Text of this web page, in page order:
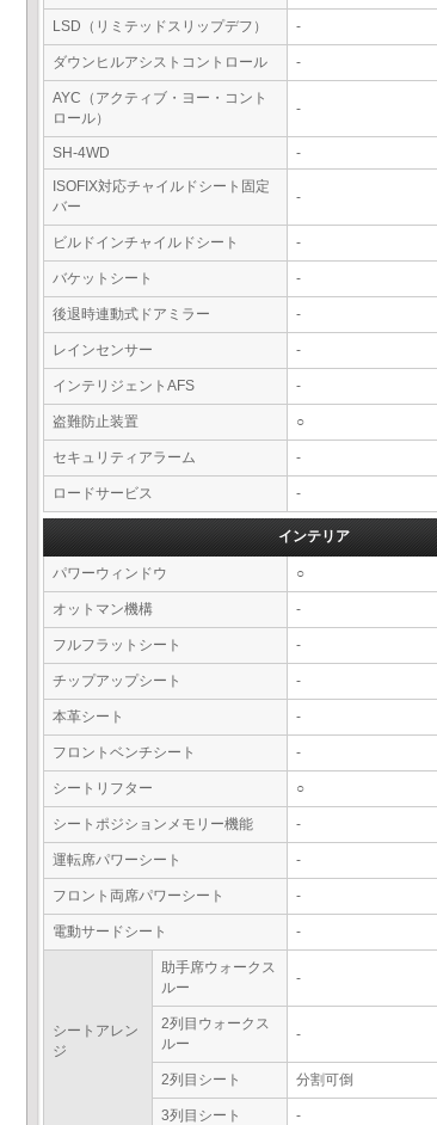
LSD（リミテッドスリップデフ） -
ダウンヒルアシストコントロール -
AYC（アクティブ・ヨー・コント
ロール）
-
SH-4WD
-
ISOFIX対応チャイルドシート固定
バー
-
ビルドインチャイルドシート -
バケットシート -
後退時連動式ドアミラー -
レインセンサー -
インテリジェントAFS -
盗難防止装置 ○
セキュリティアラーム -
ロードサービス -
インテリア
パワーウィンドウ ○
オットマン機構 -
フルフラットシート -
チップアップシート -
本革シート -
フロントベンチシート -
シートリフター ○
シートポジションメモリー機能 -
運転席パワーシート -
フロント両席パワーシート -
電動サードシート -
シートアレン
ジ
助手席ウォークス
ルー
-
2列目ウォークス
ルー
-
2列目シート 分割可倒
3列目シート -